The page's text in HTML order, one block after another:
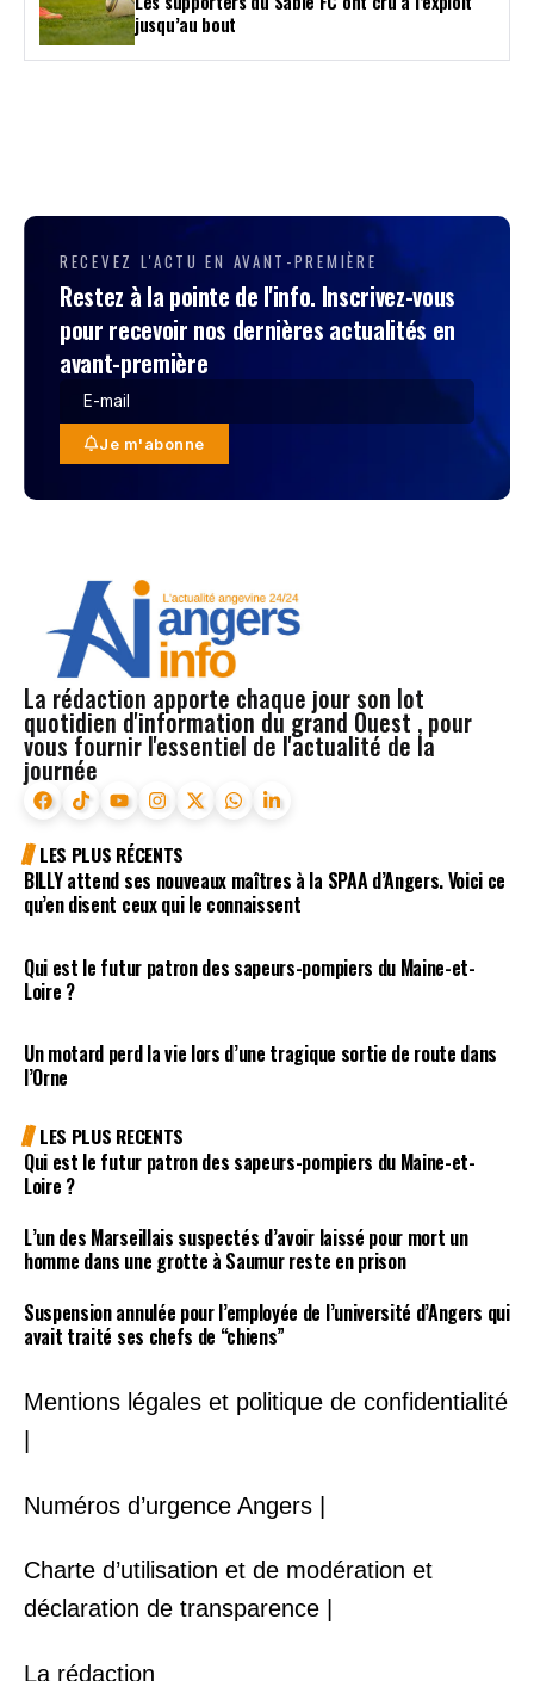
jusqu’au bout
RECEVEZ L'ACTU EN AVANT-PREMIÈRE
Restez à la pointe de l'info. Inscrivez-vous
pour recevoir nos dernières actualités en
avant-première
Je m'abonne
La rédaction apporte chaque jour son lot
quotidien d'information du grand Ouest , pour
vous fournir l'essentiel de l'actualité de la
journée
LES PLUS RÉCENTS
BILLY attend ses nouveaux maîtres à la SPAA d’Angers. Voici ce
qu’en disent ceux qui le connaissent
Qui est le futur patron des sapeurs-pompiers du Maine-et-
Loire ?
Un motard perd la vie lors d’une tragique sortie de route dans
l’Orne
LES PLUS RECENTS
Qui est le futur patron des sapeurs-pompiers du Maine-et-
Loire ?
L’un des Marseillais suspectés d’avoir laissé pour mort un
homme dans une grotte à Saumur reste en prison
Suspension annulée pour l’employée de l’université d’Angers qui
avait traité ses chefs de “chiens”
Mentions légales et politique de confidentialité
Numéros d’urgence Angers |
Charte d’utilisation et de modération et
déclaration de transparence |
La rédaction